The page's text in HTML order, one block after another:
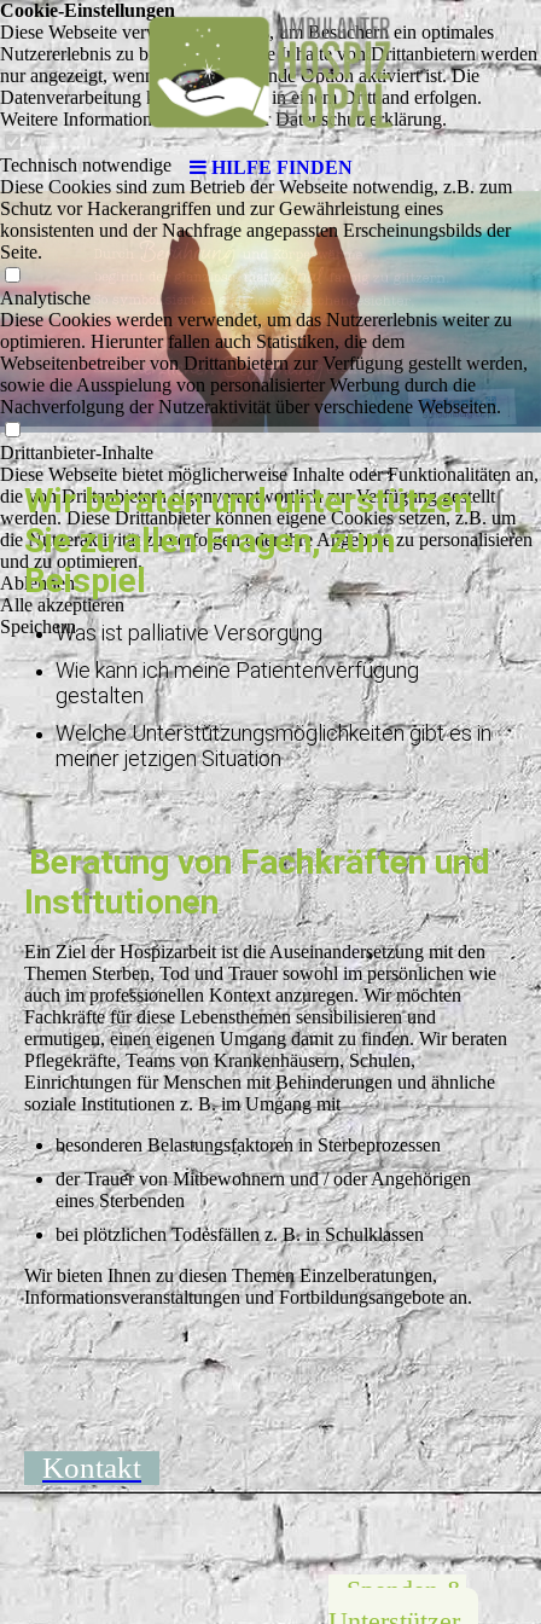
HILFE FINDEN
Wir beraten und unterstützen
Sie zu allen Fragen, zum
Beispiel
Was ist palliative Versorgung
Wie kann ich meine Patientenverfügung
gestalten
Welche Unterstützungsmöglichkeiten gibt es in
meiner jetzigen Situation
Beratung von Fachkräften und
Institutionen
Ein Ziel der Hospizarbeit ist die Auseinandersetzung mit den
Themen Sterben, Tod und Trauer sowohl im persönlichen wie
auch im professionellen Kontext anzuregen. Wir möchten
Fachkräfte für diese Lebensthemen sensibilisieren und
ermutigen, einen eigenen Umgang damit zu finden. Wir beraten
Pflegekräfte, Teams von Krankenhäusern, Schulen,
Einrichtungen für Menschen mit Behinderungen und ähnliche
soziale Institutionen z. B. im Umgang mit
besonderen Belastungsfaktoren in Sterbeprozessen
der Trauer von Mitbewohnern und / oder Angehörigen
eines Sterbenden
bei plötzlichen Todesfällen z. B. in Schulklassen
Wir bieten Ihnen zu diesen Themen Einzelberatungen,
Informationsveranstaltungen und Fortbildungsangebote an.
Kontakt
Spenden &
Cookie-Einstellungen
Diese Webseite verwendet Cookies, um Besuchern ein optimales
Nutzererlebnis zu bieten. Bestimmte Inhalte von Drittanbietern werden
nur angezeigt, wenn die entsprechende Option aktiviert ist. Die
Datenverarbeitung kann dann auch in einem Drittland erfolgen.
Weitere Informationen hierzu in der Datenschutzerklärung.
Technisch notwendige
Diese Cookies sind zum Betrieb der Webseite notwendig, z.B. zum
Schutz vor Hackerangriffen und zur Gewährleistung eines
konsistenten und der Nachfrage angepassten Erscheinungsbilds der
Seite.
Analytische
Diese Cookies werden verwendet, um das Nutzererlebnis weiter zu
optimieren. Hierunter fallen auch Statistiken, die dem
Webseitenbetreiber von Drittanbietern zur Verfügung gestellt werden,
sowie die Ausspielung von personalisierter Werbung durch die
Nachverfolgung der Nutzeraktivität über verschiedene Webseiten.
Drittanbieter-Inhalte
Diese Webseite bietet möglicherweise Inhalte oder Funktionalitäten an,
die von Drittanbietern eigenverantwortlich zur Verfügung gestellt
werden. Diese Drittanbieter können eigene Cookies setzen, z.B. um
die Nutzeraktivität zu verfolgen oder ihre Angebote zu personalisieren
und zu optimieren.
Ablehnen
Alle akzeptieren
Speichern